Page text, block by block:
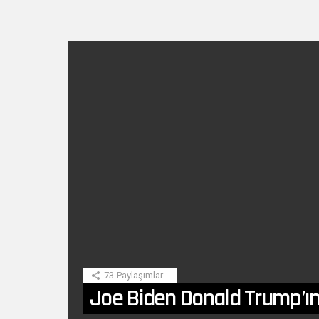
73 Paylaşımlar
Joe Biden Donald